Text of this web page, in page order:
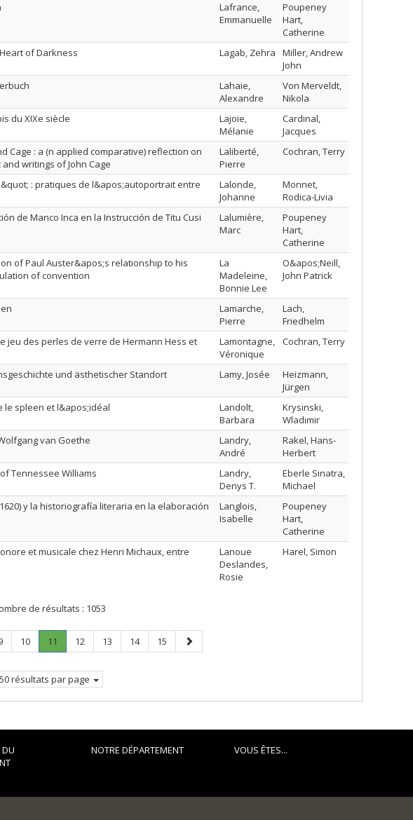
Lafrance,
Emmanuelle
Poupeney
Hart,
Catherine
of Darkness Lagab, Zehra
Miller, Andrew
John
Lahaie,
Alexandre
Von Merveldt,
Nikola
du XIXe siècle
Lajoie,
Mélanie
Cardinal,
Jacques
Cage : a (n applied comparative) reflection on
writings of John Cage
Laliberté,
Pierre
Cochran, Terry
: pratiques de l&apos;autoportrait entre
Lalonde,
Johanne
Monnet,
Rodica-Livia
de Manco Inca en la Instrucción de Titu Cusi
Lalumière,
Marc
Poupeney
Hart,
Catherine
of Paul Auster&apos;s relationship to his
of convention
La
Madeleine,
Bonnie Lee
O&apos;Neill,
John Patrick
Lamarche,
Pierre
Lach,
Friedhelm
jeu des perles de verre de Hermann Hess et
Lamontagne,
Véronique
Cochran, Terry
und ästhetischer Standort Lamy, Josée
Heizmann,
Jürgen
le spleen et l&apos;idéal
Landolt,
Barbara
Krysinski,
Wladimir
van Goethe
Landry,
André
Rakel, Hans-
Herbert
Tennessee Williams
Landry,
Denys T.
Eberle Sinatra,
Michael
y la historiografía literaria en la elaboración
Langlois,
Isabelle
Poupeney
Hart,
Catherine
et musicale chez Henri Michaux, entre
Lanoue
Deslandes,
Rosie
Harel, Simon
de résultats : 1053
Page
10 Page
11
Page
Page
12 Page
13 Page
14 Page
15
Page
suivante
50 résultats par page
DU
NOTRE DÉPARTEMENT VOUS ÊTES...